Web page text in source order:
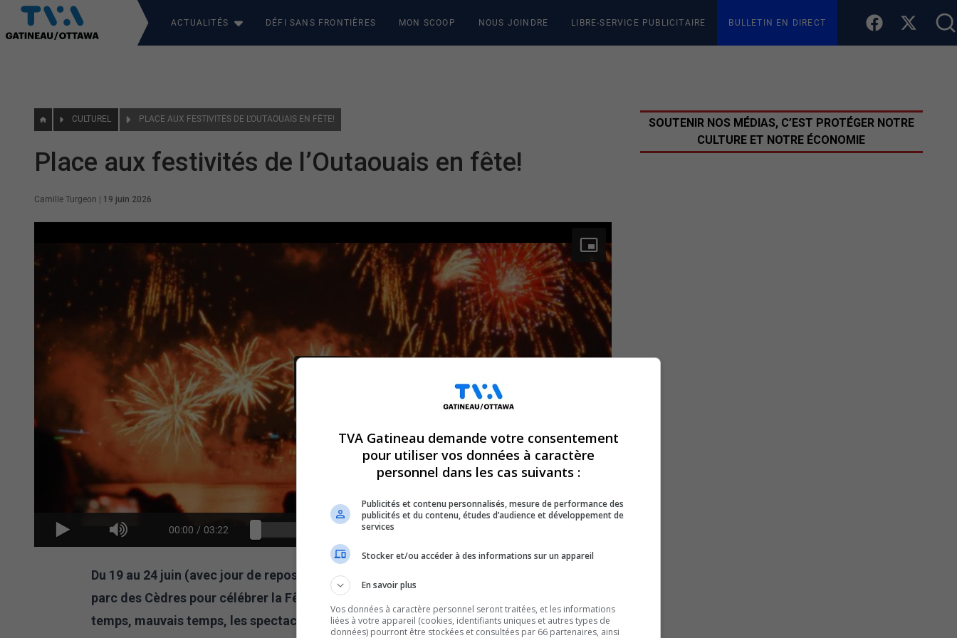
ACTUALITÉS DÉFI SANS FRONTIÈRES MON SCOOP NOUS JOINDRE LIBRE-SERVICE PUBLICITAIRE BULLETIN EN DIRECT
CULTUREL PLACE AUX FESTIVITÉS DE L’OUTAOUAIS EN FÊTE!
Place aux festivités de l’Outaouais en fête!
Camille Turgeon 19 juin 2026
00:00 / 03:22
Du 19 au 24 juin (avec jour de repos le lundi 22 juin), c’est un rendez-vous au
parc des Cèdres pour célébrer la Fête nationale avec Outaouais en fête. Beau
temps, mauvais temps, les spectacles auront lieu! Activités et animations
SOUTENIR NOS MÉDIAS, C’EST PROTÉGER NOTRE
CULTURE ET NOTRE ÉCONOMIE
TVA Gatineau demande votre consentement
pour utiliser vos données à caractère
personnel dans les cas suivants :
Publicités et contenu personnalisés, mesure de performance des
publicités et du contenu, études d’audience et développement de
services
Stocker et/ou accéder à des informations sur un appareil
En savoir plus
Vos données à caractère personnel seront traitées, et les informations
liées à votre appareil (cookies, identifiants uniques et autres types de
données) pourront être stockées et consultées par 66 partenaires, ainsi